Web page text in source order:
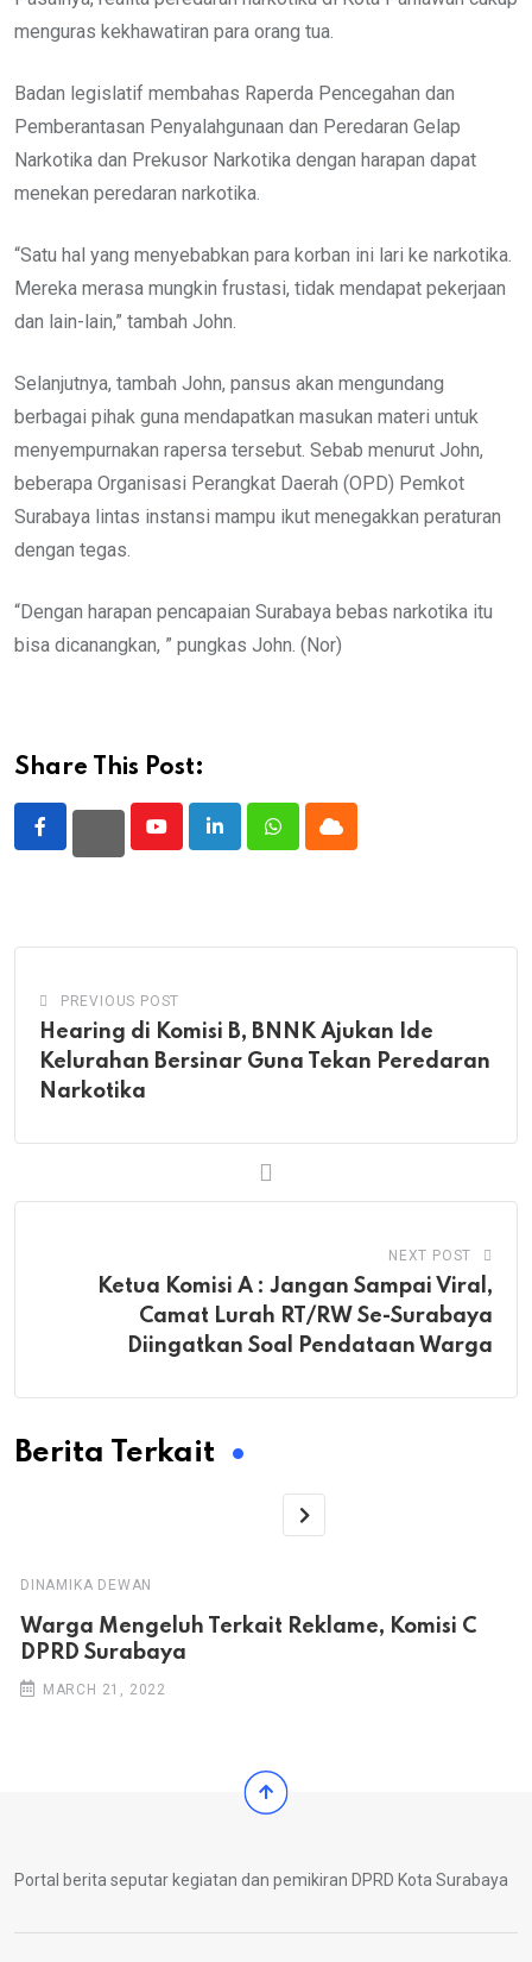
menguras kekhawatiran para orang tua.
Badan legislatif membahas Raperda Pencegahan dan
Pemberantasan Penyalahgunaan dan Peredaran Gelap
Narkotika dan Prekusor Narkotika dengan harapan dapat
menekan peredaran narkotika.
“Satu hal yang menyebabkan para korban ini lari ke narkotika.
Mereka merasa mungkin frustasi, tidak mendapat pekerjaan
dan lain-lain,” tambah John.
Selanjutnya, tambah John, pansus akan mengundang
berbagai pihak guna mendapatkan masukan materi untuk
menyempurnakan rapersa tersebut. Sebab menurut John,
beberapa Organisasi Perangkat Daerah (OPD) Pemkot
Surabaya lintas instansi mampu ikut menegakkan peraturan
dengan tegas.
“Dengan harapan pencapaian Surabaya bebas narkotika itu
bisa dicanangkan, ” pungkas John. (Nor)
Share This Post:
YoutubeLinkedInWhatsappCloud
PREVIOUS POST
Hearing di Komisi B, BNNK Ajukan Ide
Kelurahan Bersinar Guna Tekan Peredaran
Narkotika
NEXT POST
Ketua Komisi A : Jangan Sampai Viral,
Camat Lurah RT/RW Se-Surabaya
Diingatkan Soal Pendataan Warga
Berita Terkait
DINAMIKA DEWAN
Warga Mengeluh Terkait Reklame, Komisi C
DPRD Surabaya
MARCH 21, 2022
Portal berita seputar kegiatan dan pemikiran DPRD Kota Surabaya